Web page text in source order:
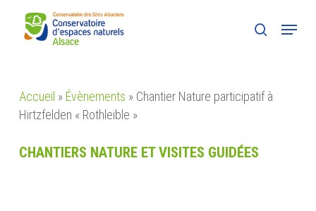
search
Menu
Accueil » Évènements » Chantier Nature participatif à
Hirtzfelden « Rothleible »
CHANTIERS NATURE ET VISITES GUIDÉES